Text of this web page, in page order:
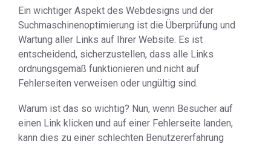
Ein wichtiger Aspekt des Webdesigns und der
Suchmaschinenoptimierung ist die Überprüfung und
Wartung aller Links auf Ihrer Website. Es ist
entscheidend, sicherzustellen, dass alle Links
ordnungsgemäß funktionieren und nicht auf
Fehlerseiten verweisen oder ungültig sind.
Warum ist das so wichtig? Nun, wenn Besucher auf
einen Link klicken und auf einer Fehlerseite landen,
kann dies zu einer schlechten Benutzererfahrung